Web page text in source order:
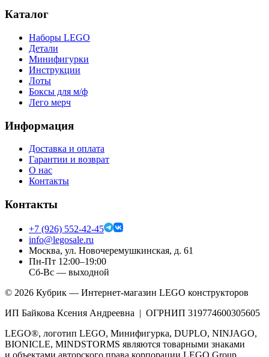
Каталог
Наборы LEGO
Детали
Минифигурки
Инструкции
Лоты
Боксы для м/ф
Лего мерч
Информация
Доставка и оплата
Гарантии и возврат
О нас
Контакты
Контакты
+7 (926) 552-42-45
info@legosale.ru
Москва, ул. Новочеремушкинская, д. 61
Пн-Пт 12:00–19:00
Сб-Вс — выходной
© 2026 Кубрик — Интернет-магазин LEGO конструкторов
ИП Байкова Ксения Андреевна | ОГРНИП 319774600305605
LEGO®, логотип LEGO, Минифигурка, DUPLO, NINJAGO,
BIONICLE, MINDSTORMS являются товарными знаками
и объектами авторского права корпорации LEGO Group.